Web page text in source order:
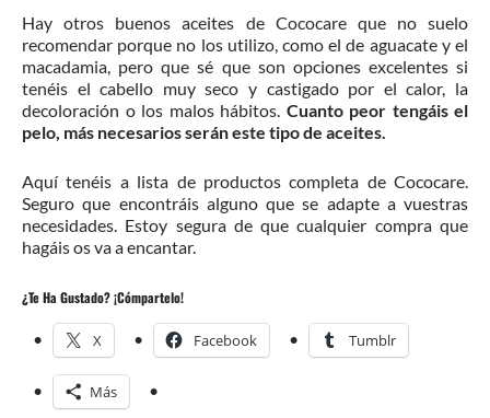
Hay otros buenos aceites de Cococare que no suelo
recomendar porque no los utilizo, como el de aguacate y el
macadamia, pero que sé que son opciones excelentes si
tenéis el cabello muy seco y castigado por el calor, la
decoloración o los malos hábitos. Cuanto peor tengáis el
pelo, más necesarios serán este tipo de aceites.
Aquí tenéis a lista de productos completa de Cococare.
Seguro que encontráis alguno que se adapte a vuestras
necesidades. Estoy segura de que cualquier compra que
hagáis os va a encantar.
¿Te Ha Gustado? ¡Cómpartelo!
X Facebook Tumblr
Más